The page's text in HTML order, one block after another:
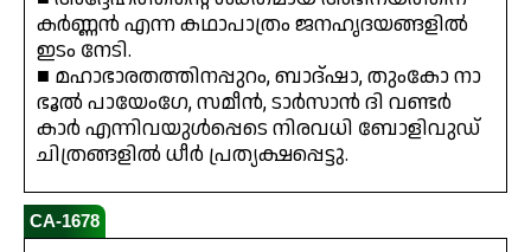
കർണ്ണൻ എന്ന കഥാപാത്രം ജനഹൃദയങ്ങളിൽ
ഇടം നേടി.
■ മഹാഭാരതത്തിനപ്പുറം, ബാദ്‌ഷാ, തുംകോ നാ
ഭൂൽ പായേംഗേ, സമീൻ, ടാർസാൻ ദി വണ്ടർ
കാർ എന്നിവയുൾപ്പെടെ നിരവധി ബോളിവുഡ്
ചിത്രങ്ങളിൽ ധീർ പ്രത്യക്ഷപ്പെട്ടു.
CA-1678